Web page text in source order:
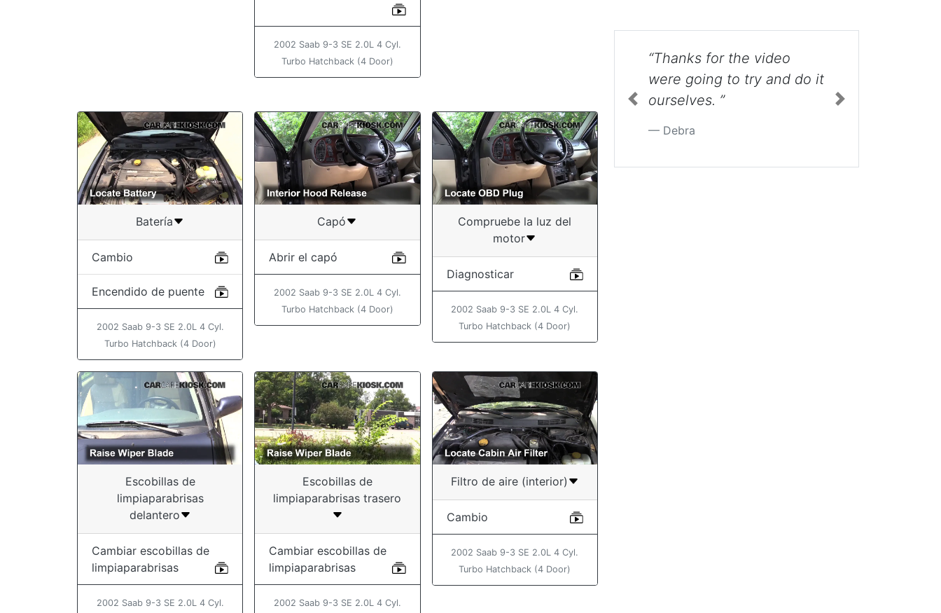
2002 Saab 9-3 SE 2.0L 4 Cyl.
Turbo Hatchback (4 Door)
Batería
Cambio
Encendido de puente
2002 Saab 9-3 SE 2.0L 4 Cyl.
Turbo Hatchback (4 Door)
Capó
Abrir el capó
2002 Saab 9-3 SE 2.0L 4 Cyl.
Turbo Hatchback (4 Door)
Compruebe la luz del
motor
Diagnosticar
2002 Saab 9-3 SE 2.0L 4 Cyl.
Turbo Hatchback (4 Door)
Escobillas de
limpiaparabrisas
delantero
Cambiar escobillas de
limpiaparabrisas
2002 Saab 9-3 SE 2.0L 4 Cyl.
Escobillas de
limpiaparabrisas trasero
Cambiar escobillas de
limpiaparabrisas
2002 Saab 9-3 SE 2.0L 4 Cyl.
Filtro de aire (interior)
Cambio
2002 Saab 9-3 SE 2.0L 4 Cyl.
Turbo Hatchback (4 Door)
“Excellent information.
Very simple and fast.
Thank you ”
Mario
Previous Next